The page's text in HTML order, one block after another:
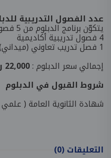
عدد الفصول التدريبية
يتكوّن برنامج الدبلوم من 5 فصول تدريبية تشمل:
4 فصول تدريبية أكاديمية
1 فصل تدريب تعاوني (ميداني)
إجمالي سعر الدبلوم :
شروط القبول في الدبلوم
شهادة الثانوية العامة (
التعليقات(0)